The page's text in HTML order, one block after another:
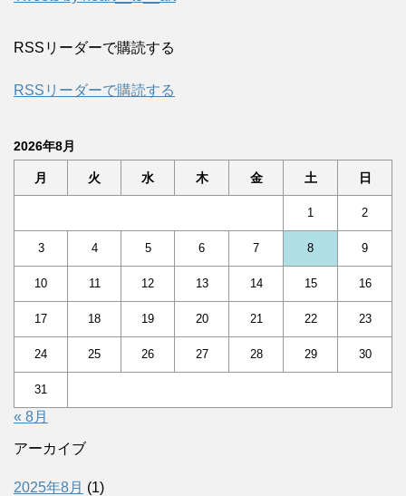
RSSリーダーで購読する
RSSリーダーで購読する
2026年8月
月 火 水 木 金 土 日
1 2
3 4 5 6 7 8 9
10 11 12 13 14 15 16
17 18 19 20 21 22 23
24 25 26 27 28 29 30
31
« 8月
アーカイブ
2025年8月 (1)